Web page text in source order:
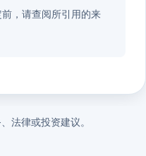
，请查阅所引用的来
法律或投资建议。